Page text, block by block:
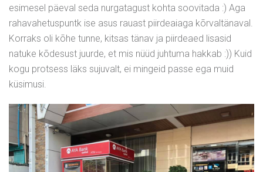
esimesel päeval seda nurgatagust kohta soovitada :) Aga
rahavahetuspuntk ise asus rauast piirdeaiaga kõrvaltänaval.
Korraks oli kõhe tunne, kitsas tänav ja piirdeaed lisasid
natuke kõdesust juurde, et mis nüüd juhtuma hakkab :)) Kuid
kogu protsess läks sujuvalt, ei mingeid passe ega muid
küsimusi.